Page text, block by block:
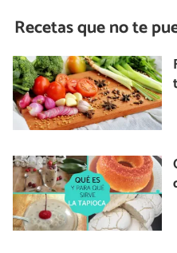
Recetas que no te